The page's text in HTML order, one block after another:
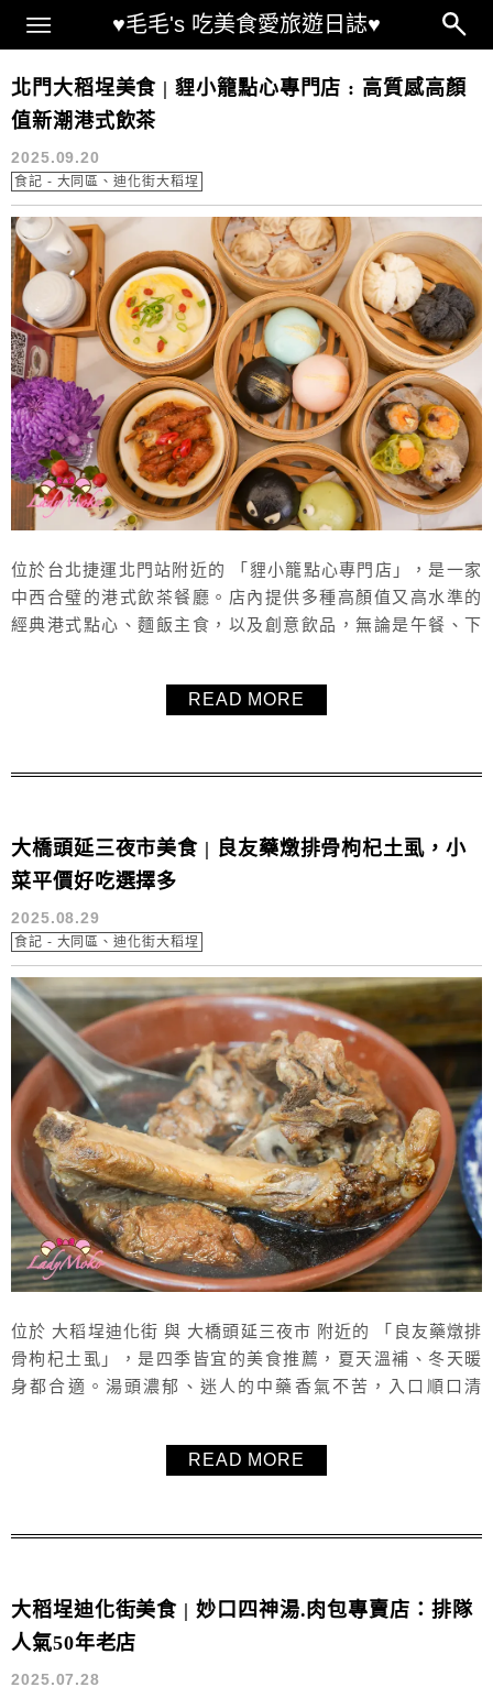
♥毛毛's 吃美食愛旅遊日誌♥
Main Menu
迪化街美食
北門大稻埕美食 | 貍小籠點心專門店 : 高質感高顏
值新潮港式飲茶
2025.09.20
食記 - 大同區、迪化街大稻埕
位於台北捷運北門站附近的 「貍小籠點心專門店」，是一家
中西合璧的港式飲茶餐廳。店內提供多種高顏值又高水準的
經典港式點心、麵飯主食，以及創意飲品，無論是午餐、下
餐點設計上多了創意與變化，讓人每次來都有不同驚喜。除
了選擇豐富、口味好吃，店內環境也相當漂亮，深受外國旅
READ MORE
大橋頭延三夜市美食 | 良友藥燉排骨枸杞土虱，小
菜平價好吃選擇多
2025.08.29
食記 - 大同區、迪化街大稻埕
位於 大稻埕迪化街 與 大橋頭延三夜市 附近的 「良友藥燉排
骨枸杞土虱」，是四季皆宜的美食推薦，夏天溫補、冬天暖
身都合適。湯頭濃郁、迷人的中藥香氣不苦，入口順口清
到凌晨3點，沒有下午休息，不論是午餐、晚餐還是宵夜，都
非常適合前來品嚐。附上完整菜單，方便大家參考與點餐。
READ MORE
大稻埕迪化街美食 | 妙口四神湯.肉包專賣店：排隊
人氣50年老店
2025.07.28